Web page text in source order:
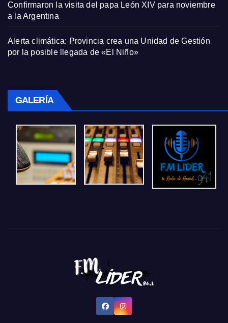
Confirmaron la visita del papa León XIV para noviembre
a la Argentina
Alerta climática: Provincia crea una Unidad de Gestión
por la posible llegada de «El Niño»
GALERÍA